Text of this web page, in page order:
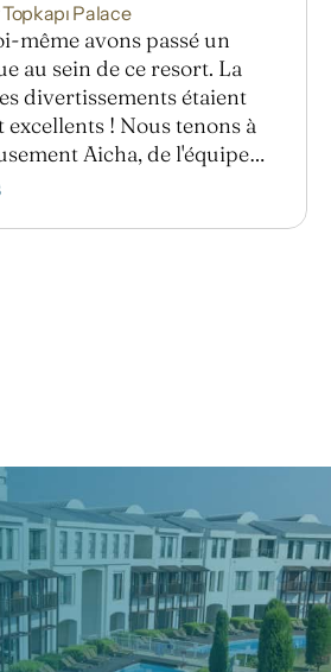
Palace
même avons passé un
au sein de ce resort. La
divertissements étaient
! Nous tenons à
Aicha, de l'équipe
nos deux derniers
et joyeux grâce à ses